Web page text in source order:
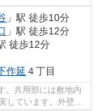
」駅 徒歩10分
」駅 徒歩12分
徒歩12分
作延 ４丁目
。共用部には敷地内
しています。外壁に